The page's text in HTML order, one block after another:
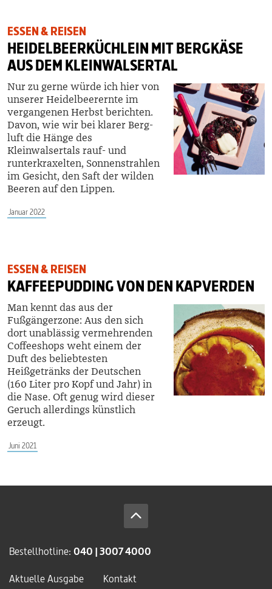
ESSEN & REISEN
HEIDELBEERKÜCHLEIN MIT BERGKÄSE
AUS DEM KLEINWALSERTAL
Nur zu gerne würde ich hier von
unserer Heidelbeerernte im
vergangenen Herbst berichten.
Davon, wie wir bei klarer Berg-
luft die Hänge des
Kleinwalsertals rauf- und
runterkraxelten, Sonnenstrahlen
im Gesicht, den Saft der wilden
Beeren auf den Lippen.
Januar 2022
ESSEN & REISEN
KAFFEEPUDDING VON DEN KAPVERDEN
Man kennt das aus der
Fußgängerzone: Aus den sich
dort unablässig vermehrenden
Coffeeshops weht einem der
Duft des beliebtesten
Heißgetränks der Deutschen
(160 Liter pro Kopf und Jahr) in
die Nase. Oft genug wird dieser
Geruch allerdings künstlich
erzeugt.
Juni 2021
Bestellhotline: 040 | 3007 4000
Aktuelle Ausgabe
Kontakt